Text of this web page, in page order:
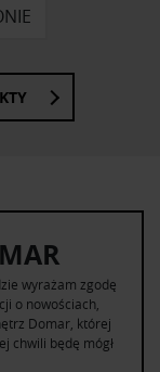
wyrażam zgodę
o nowościach,
Domar, której
chwili będę mógł